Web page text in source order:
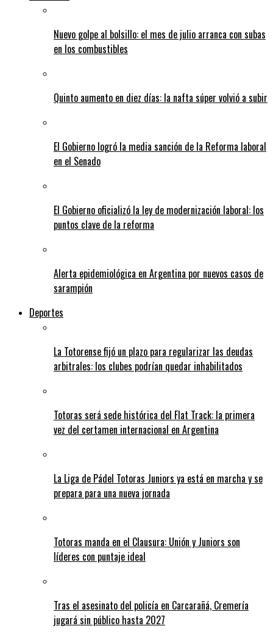
Nuevo golpe al bolsillo: el mes de julio arranca con subas
en los combustibles
Quinto aumento en diez días: la nafta súper volvió a subir
El Gobierno logró la media sanción de la Reforma laboral
en el Senado
El Gobierno oficializó la ley de modernización laboral: los
puntos clave de la reforma
Alerta epidemiológica en Argentina por nuevos casos de
sarampión
Deportes
La Totorense fijó un plazo para regularizar las deudas
arbitrales: los clubes podrían quedar inhabilitados
Totoras será sede histórica del Flat Track: la primera
vez del certamen internacional en Argentina
La Liga de Pádel Totoras Juniors ya está en marcha y se
prepara para una nueva jornada
Totoras manda en el Clausura: Unión y Juniors son
líderes con puntaje ideal
Tras el asesinato del policía en Carcarañá, Cremería
jugará sin público hasta 2027